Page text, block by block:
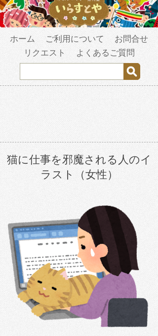
ホーム ご利用について
お問合せ
リクエスト
よくあるご質問
猫に仕事を邪魔される人のイ
ラスト（女性）